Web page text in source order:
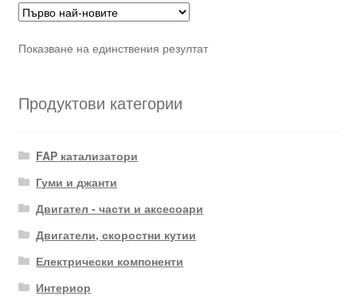
Показване на единствения резултат
Продуктови категории
FAP катализатори
Гуми и джанти
Двигател - части и аксесоари
Двигатели, скоростни кутии
Електрически компоненти
Интериор